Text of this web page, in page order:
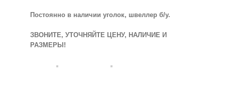
Постоянно в наличии уголок, швеллер б/у.
ЗВОНИТЕ, УТОЧНЯЙТЕ ЦЕНУ, НАЛИЧИЕ И
РАЗМЕРЫ!